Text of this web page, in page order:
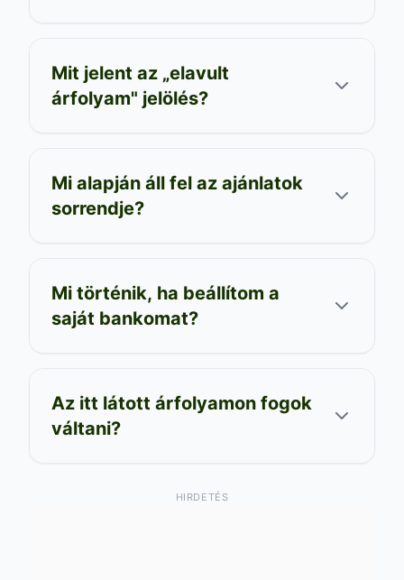
Mit jelent az „elavult
árfolyam" jelölés?
Mi alapján áll fel az ajánlatok
sorrendje?
Mi történik, ha beállítom a
saját bankomat?
Az itt látott árfolyamon fogok
váltani?
HIRDETÉS